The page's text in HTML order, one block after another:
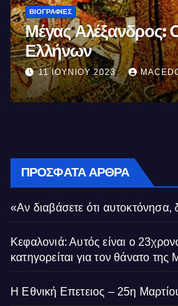
ΒΙΟΓΡΑΦΊΕΣ
Μέγας Αλέξανδρος:
Ελλήνων
11 ΙΟΥΝΊΟΥ 2023
ΠΡΌΣΦΑΤΑ ΆΡΘΡΑ
«Αν διαβάσετε ότι αυτοκτόνησα,
Κεφαλονιά: Αυτός είναι ο
κατηγορείται για τον θάνατο της
Η Εθνική Επετειος – 25η